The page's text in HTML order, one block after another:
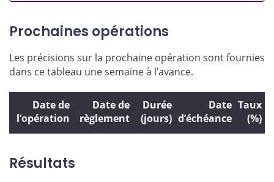
Prochaines opérations
Les précisions sur la prochaine opération sont fournies
dans ce tableau une semaine à l’avance.
Date de
l’opération
Date de
règlement
Durée
(jours)
Date
d’échéance
Taux
(%)
Résultats